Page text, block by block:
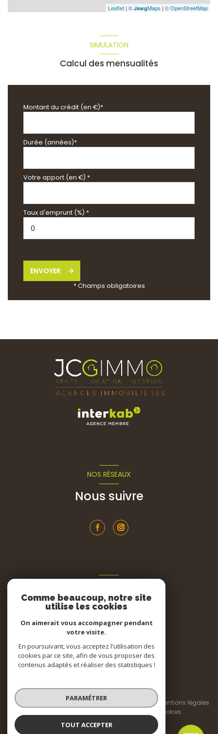
Leaflet | © JawgMaps | © OpenStreetMap
SIMULATION
Calcul des mensualités
Montant du crédit (en €)*
Durée (années)*
Votre apport (en €) *
Taux d'emprunt (%) *
ENVOYER
* Champs obligatoires
NOS RÉSEAUX
Nous suivre
Nous adhérons
© 2026 | Tous droits réservés
Nos honoraires
Nos partenaires
Mentions légales
Cookies
Comme beaucoup, notre site
utilise les cookies
On aimerait vous accompagner pendant
votre visite.
En poursuivant, vous acceptez l'utilisation des
cookies par ce site, afin de vous proposer des
contenus adaptés et réaliser des statistiques !
PARAMÉTRER
TOUT ACCEPTER